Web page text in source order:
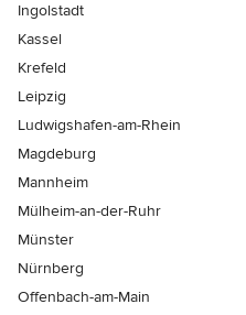
Ingolstadt
Kassel
Krefeld
Leipzig
Ludwigshafen-am-Rhein
Magdeburg
Mannheim
Mülheim-an-der-Ruhr
Münster
Nürnberg
Offenbach-am-Main